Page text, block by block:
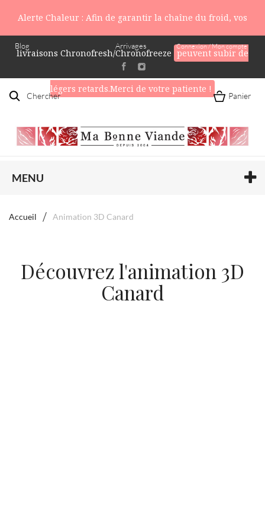
Alerte Chaleur : Afin de garantir la chaîne du froid, vos
livraisons Chronofresh/Chronofreeze peuvent subir de
légers retards.Merci de votre patiente !
Blog Connexion / Mon compte
Arrivages
Chercher Panier
MENU
Accueil Animation 3D Canard
Découvrez l'animation 3D
Canard